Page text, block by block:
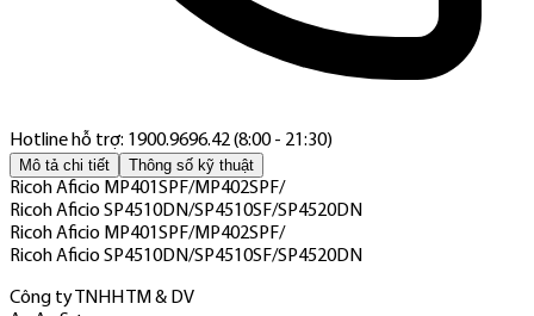
Hotline hỗ trợ: 1900.9696.42 (8:00 - 21:30)
Mô tả chi tiết Thông số kỹ thuật
Ricoh Aficio MP401SPF/MP402SPF/
Ricoh Aficio SP4510DN/SP4510SF/SP4520DN
Ricoh Aficio MP401SPF/MP402SPF/
Ricoh Aficio SP4510DN/SP4510SF/SP4520DN
Công ty TNHH TM & DV